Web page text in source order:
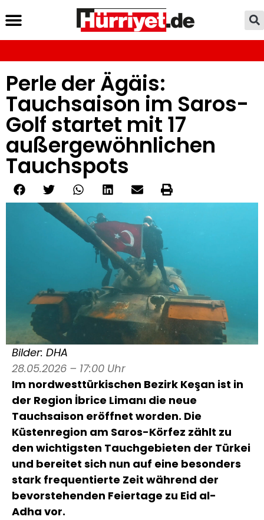
Perle der Ägäis:
Tauchsaison im Saros-
Golf startet mit 17
außergewöhnlichen
Tauchspots
Bilder: DHA
28.05.2026 – 17:00 Uhr
Im nordwesttürkischen Bezirk Keşan ist in
der Region İbrice Limanı die neue
Tauchsaison eröffnet worden. Die
Küstenregion am Saros-Körfez zählt zu
den wichtigsten Tauchgebieten der Türkei
und bereitet sich nun auf eine besonders
stark frequentierte Zeit während der
bevorstehenden Feiertage zu Eid al-
Adha vor.